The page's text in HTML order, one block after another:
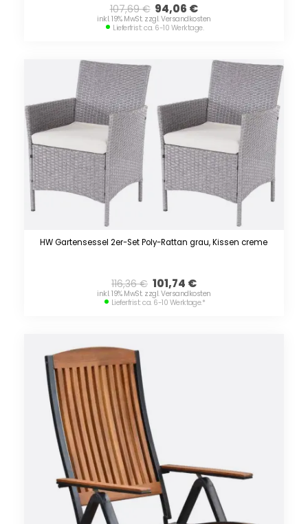
107,69€ 94,06 €
inkl. 19% MwSt. zzgl. Versandkosten
Lieferfrist: ca. 6-10 Werktage.
HW Gartensessel 2er-Set Poly-Rattan grau, Kissen creme
116,36€ 101,74 €
inkl. 19% MwSt. zzgl. Versandkosten
Lieferfrist: ca. 6-10 Werktage.*